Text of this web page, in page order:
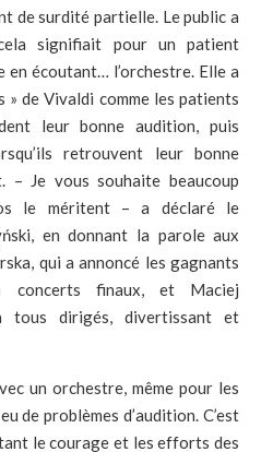
de surdité partielle. Le public a
signifiait pour un patient
en écoutant… l’orchestre. Elle a
» de Vivaldi comme les patients
leur bonne audition, puis
retrouvent leur bonne
– Je vous souhaite beaucoup
le méritent – a déclaré le
en donnant la parole aux
qui a annoncé les gagnants
concerts finaux, et Maciej
tous dirigés, divertissant et
un orchestre, même pour les
de problèmes d’audition. C’est
le courage et les efforts des